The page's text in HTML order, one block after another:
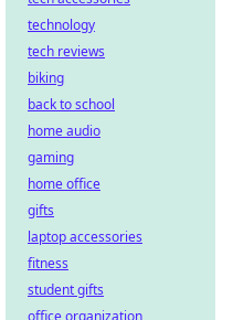
technology
tech reviews
biking
back to school
home audio
gaming
home office
gifts
laptop accessories
fitness
student gifts
office organization